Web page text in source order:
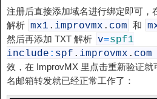
注册后直接添加域名进行绑定即可，
解析 mx1 . improvmx . com 和
然后再添加 TXT 解析 v=spf1
include : spf . improvmx . com
效，在 ImprovMX 里点击重新验证
名邮箱转发就已经正常工作了：